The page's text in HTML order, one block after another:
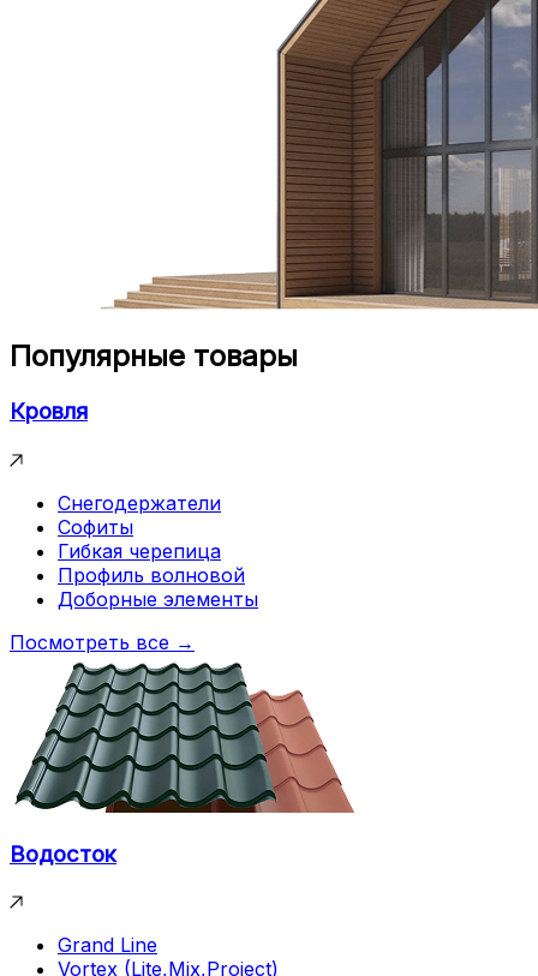
Популярные товары
Кровля
Снегодержатели
Софиты
Гибкая черепица
Профиль волновой
Доборные элементы
Посмотреть все →
Водосток
Grand Line
Vortex (Lite,Mix,Project)